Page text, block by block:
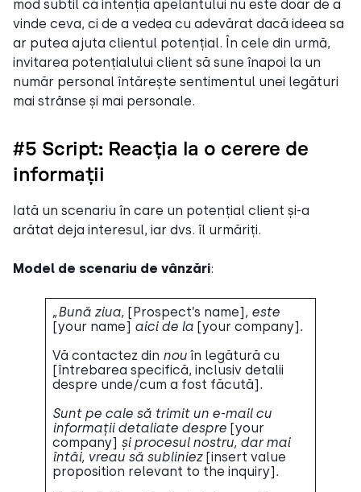
mod subtil că intenția apelantului nu este doar de a
vinde ceva, ci de a vedea cu adevărat dacă ideea sa
ar putea ajuta clientul potențial. În cele din urmă,
invitarea potențialului client să sune înapoi la un
număr personal întărește sentimentul unei legături
mai strânse și mai personale.
#5 Script: Reacția la o cerere de
informații
Iată un scenariu în care un potențial client și-a
arătat deja interesul, iar dvs. îl urmăriți.
Model de scenariu de vânzări:
„Bună ziua, [Prospect’s name], este
[your name] aici de la [your company].
Vă contactez din nou în legătură cu
[întrebarea specifică, inclusiv detalii
despre unde/cum a fost făcută].
Sunt pe cale să trimit un e-mail cu
informații detaliate despre [your
company] și procesul nostru, dar mai
întâi, vreau să subliniez [insert value
proposition relevant to the inquiry].